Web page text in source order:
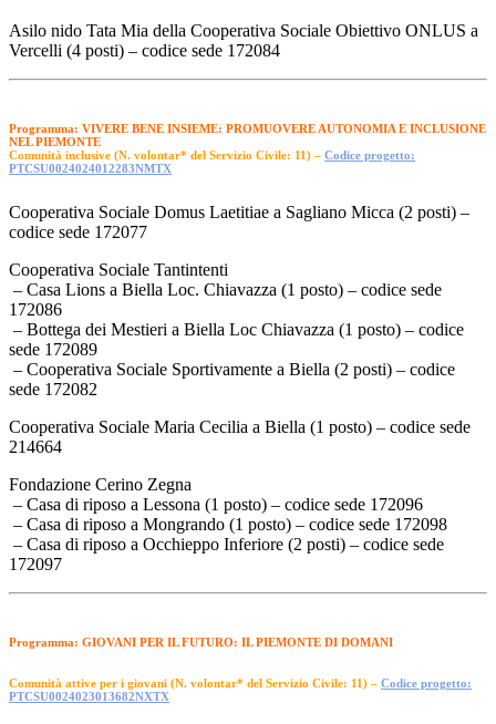
Asilo nido Tata Mia della Cooperativa Sociale Obiettivo ONLUS a
Vercelli (4 posti) – codice sede 172084
Programma: VIVERE BENE INSIEME: PROMUOVERE AUTONOMIA E INCLUSIONE
NEL PIEMONTE
Comunità inclusive (N. volontar* del Servizio Civile: 11) – Codice progetto:
PTCSU0024024012283NMTX
Cooperativa Sociale Domus Laetitiae a Sagliano Micca (2 posti) –
codice sede 172077
Cooperativa Sociale Tantintenti
– Casa Lions a Biella Loc. Chiavazza (1 posto) – codice sede
172086
– Bottega dei Mestieri a Biella Loc Chiavazza (1 posto) – codice
sede 172089
– Cooperativa Sociale Sportivamente a Biella (2 posti) – codice
sede 172082
Cooperativa Sociale Maria Cecilia a Biella (1 posto) – codice sede
214664
Fondazione Cerino Zegna
– Casa di riposo a Lessona (1 posto) – codice sede 172096
– Casa di riposo a Mongrando (1 posto) – codice sede 172098
– Casa di riposo a Occhieppo Inferiore (2 posti) – codice sede
172097
Programma: GIOVANI PER IL FUTURO: IL PIEMONTE DI DOMANI
Comunità attive per i giovani (N. volontar* del Servizio Civile: 11) – Codice progetto:
PTCSU0024023013682NXTX